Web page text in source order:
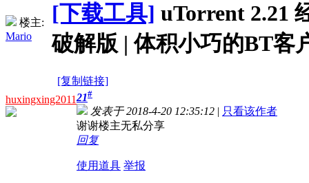
楼主:
Mario
[下载工具] uTorrent 2.21
破解版 | 体积小巧的BT客
[复制链接]
huxingxing201121#
发表于 2018-4-20 12:35:12 | 只看该作者
谢谢楼主无私分享
回复
使用道具 举报